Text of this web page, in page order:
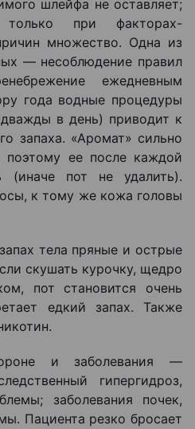
шлейфа не оставляет;
только при факторах-
множество. Одна из
— несоблюдение правил
ежедневным
года водные процедуры
в день) приводит к
запаха. «Аромат» сильно
поэтому ее после каждой
(иначе пот не удалить).
к тому же кожа головы
тела пряные и острые
скушать курочку, щедро
пот становится очень
едкий запах. Также
и заболевания —
гипергидроз,
заболевания почек,
Пациента резко бросает